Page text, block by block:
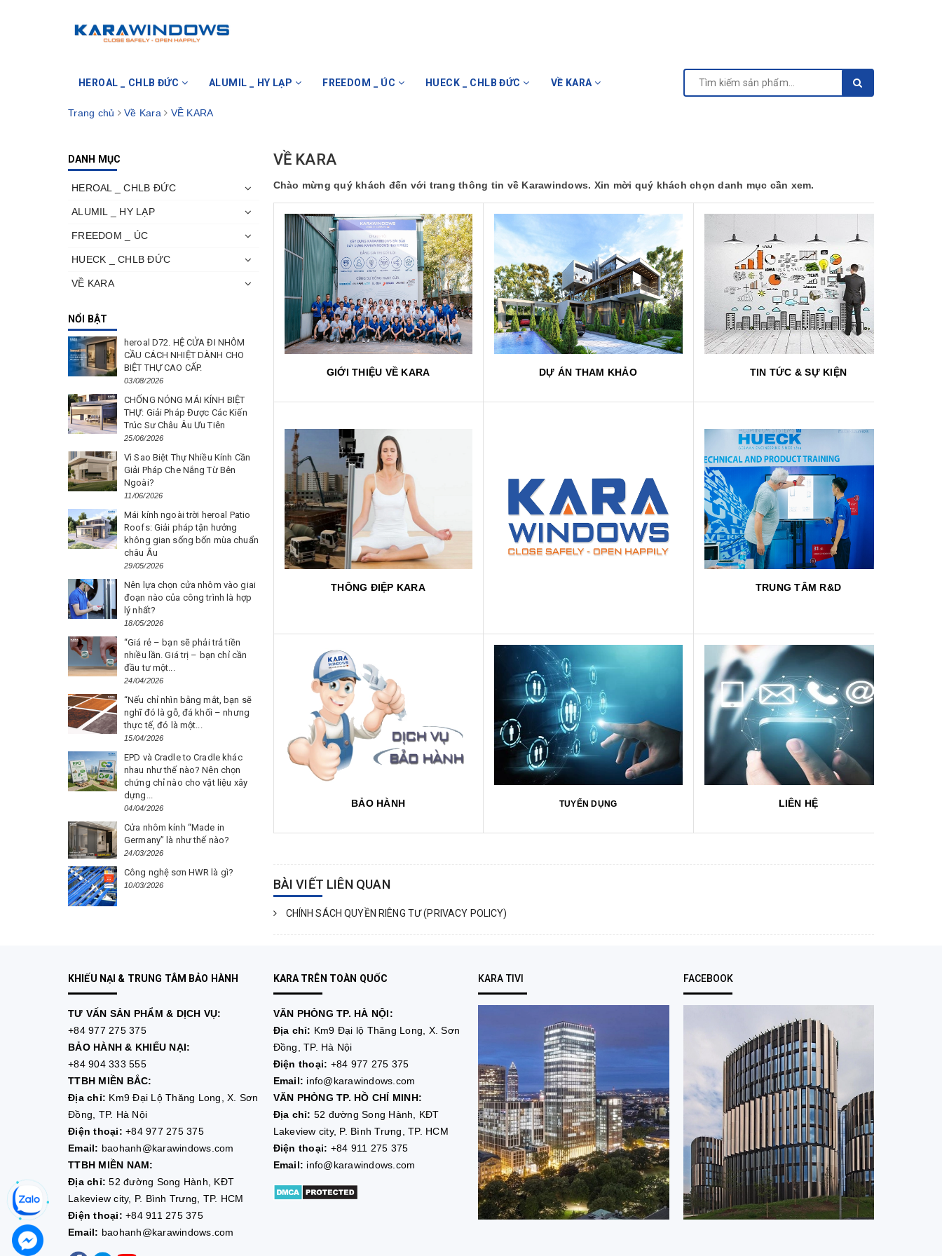
HEROAL _ CHLB ĐỨC ALUMIL _ HY LẠP FREEDOM _ ÚC HUECK _ CHLB ĐỨC VỀ KARA
Trang chủ Về Kara VỀ KARA
VỀ KARA
Chào mừng quý khách đến với trang thông tin về Karawindows. Xin mời quý khách chọn danh mục cần xem.
GIỚI THIỆU VỀ KARA DỰ ÁN THAM KHẢO TIN TỨC & SỰ KIỆN
THÔNG ĐIỆP KARA TRUNG TÂM R&D
BẢO HÀNH TUYỂN DỤNG LIÊN HỆ
BÀI VIẾT LIÊN QUAN
CHÍNH SÁCH QUYỀN RIÊNG TƯ (PRIVACY POLICY)
DANH MỤC
HEROAL _ CHLB ĐỨC
ALUMIL _ HY LẠP
FREEDOM _ ÚC
HUECK _ CHLB ĐỨC
VỀ KARA
NỔI BẬT
heroal D72. HỆ CỬA ĐI NHÔM
CẦU CÁCH NHIỆT DÀNH CHO
BIỆT THỰ CAO CẤP.
03/08/2026
CHỐNG NÓNG MÁI KÍNH BIỆT
THỰ: Giải Pháp Được Các Kiến
Trúc Sư Châu Âu Ưu Tiên
25/06/2026
Vì Sao Biệt Thự Nhiều Kính Cần
Giải Pháp Che Nắng Từ Bên
Ngoài?
11/06/2026
Mái kính ngoài trời heroal Patio
Roofs: Giải pháp tận hưởng
không gian sống bốn mùa chuẩn
châu Âu
29/05/2026
Nên lựa chọn cửa nhôm vào giai
đoạn nào của công trình là hợp
lý nhất?
18/05/2026
“Giá rẻ – bạn sẽ phải trả tiền
nhiều lần. Giá trị – bạn chỉ cần
đầu tư một...
24/04/2026
“Nếu chỉ nhìn bằng mắt, bạn sẽ
nghĩ đó là gỗ, đá khối – nhưng
thực tế, đó là một...
15/04/2026
EPD và Cradle to Cradle khác
nhau như thế nào? Nên chọn
chứng chỉ nào cho vật liệu xây
dựng...
04/04/2026
Cửa nhôm kính “Made in
Germany” là như thế nào?
24/03/2026
Công nghệ sơn HWR là gì?
10/03/2026
KHIẾU NẠI & TRUNG TÂM BẢO HÀNH
TƯ VẤN SẢN PHẨM & DỊCH VỤ:
+84 977 275 375
BẢO HÀNH & KHIẾU NẠI:
+84 904 333 555
TTBH MIỀN BẮC:
Địa chỉ: Km9 Đại Lộ Thăng Long, X. Sơn
Đồng, TP. Hà Nội
Điện thoại: +84 977 275 375
Email: baohanh@karawindows.com
TTBH MIỀN NAM:
Địa chỉ: 52 đường Song Hành, KĐT
Lakeview city, P. Bình Trưng, TP. HCM
Điện thoại: +84 911 275 375
Email: baohanh@karawindows.com
KARA TRÊN TOÀN QUỐC
VĂN PHÒNG TP. HÀ NỘI:
Địa chỉ: Km9 Đại lộ Thăng Long, X. Sơn
Đồng, TP. Hà Nội
Điện thoại: +84 977 275 375
Email: info@karawindows.com
VĂN PHÒNG TP. HỒ CHÍ MINH:
Địa chỉ: 52 đường Song Hành, KĐT
Lakeview city, P. Bình Trưng, TP. HCM
Điện thoại: +84 911 275 375
Email: info@karawindows.com
KARA TIVI FACEBOOK